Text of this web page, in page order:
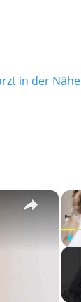
in der Nähe
×